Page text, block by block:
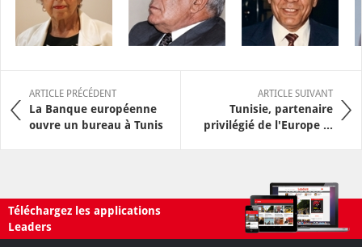
ARTICLE PRÉCÉDENT
La Banque européenne
ouvre un bureau à Tunis
ARTICLE SUIVANT
Tunisie, partenaire
privilégié de l'Europe ...
Téléchargez les applications
Leaders